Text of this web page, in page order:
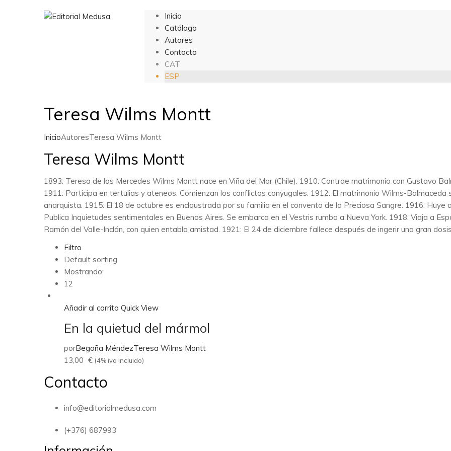
Inicio
Catálogo
Autores
Contacto
CAT
ESP
Teresa Wilms Montt
InicioAutoresTeresa Wilms Montt
Teresa Wilms Montt
1893: Teresa de las Mercedes Wilms Montt nace en Viña del Mar (Chile). 1910: Contrae matrimonio con Gustavo
1911: Participa en tertulias y ateneos. Comienzan los conflictos conyugales. 1912: El matrimonio Wilms-
anarquista. 1915: El 18 de octubre es enclaustrada por su familia en el convento de la Preciosa Sangre. 1916:
Publica Inquietudes sentimentales en Buenos Aires. Se embarca en el Vestris rumbo a Nueva York. 1918: Viaja a
Ramón del Valle-Inclán, con quien entabla amistad. 1921: El 24 de diciembre fallece después de ingerir una gran
Filtro
Default sorting
Mostrando:
12
Añadir al carrito Quick View
En la quietud del mármol
porBegoña MéndezTeresa Wilms Montt
13,00 € (4% iva incluido)
Contacto
info@editorialmedusa.com
(+376) 687993